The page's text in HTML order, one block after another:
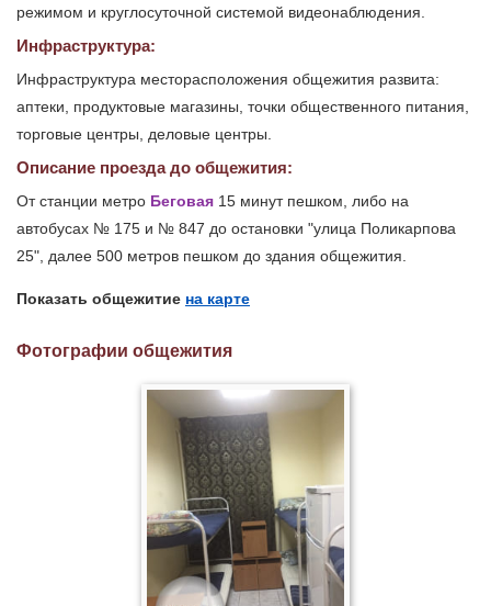
режимом и круглосуточной системой видеонаблюдения.
Инфраструктура:
Инфраструктура месторасположения общежития развита:
аптеки, продуктовые магазины, точки общественного питания,
торговые центры, деловые центры.
Описание проезда до общежития:
От станции метро Беговая 15 минут пешком, либо на
автобусах № 175 и № 847 до остановки "улица Поликарпова
25", далее 500 метров пешком до здания общежития.
Показать общежитие на карте
Фотографии общежития